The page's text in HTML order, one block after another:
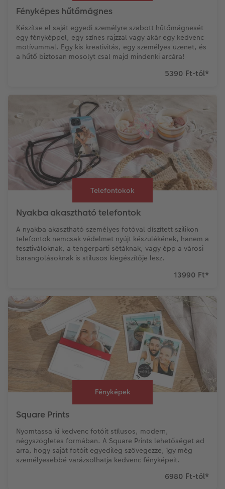
Fényképes hűtőmágnes
Készítse el saját egyedi személyre szabott hűtőmágnesét
egy fényképpel, egy színes rajzzal vagy akár egy kedvenc
motívummal. Egy kis kreativitás, egy személyes üzenet, és
a hűtő biztosan mosolyt csal majd mindenki arcára!
5390 Ft-tól*
Telefontokok
Nyakba akasztható telefontok
A nyakba akasztható személyes fotóval díszített szilikon
telefontok nemcsak védelmet nyújt készülékének, hanem a
fesztiváloknak, a tengerparti sétáknak, vagy épp a városi
barangolásoknak is stílusos kiegészítője lesz.
13990 Ft*
Fényképek
Square Prints
Nyomtassa ki kedvenc fotóit stílusos, modern,
négyszögletes formában. A Square Prints lehetőséget ad
arra, hogy saját fotóit egyedileg szövegezze, így még
személyesebbé varázsolhatja kedvenc fényképeit.
6980 Ft-tól*